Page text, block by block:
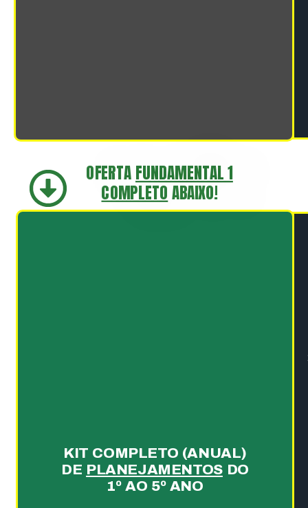
KIT COMPLETO (ANUAL)
DE PLANEJAMENTOSDO
1º AO 5º ANO
OFERTAFUNDAMENTAL 1
COMPLETOABAIXO!